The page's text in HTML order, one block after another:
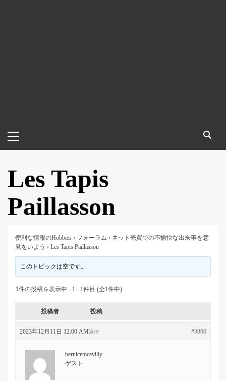
イ
ン
Les Tapis
Paillasson
便利な情報のHobbies › フォーラム › ネット売買での不愉快な出来事を意
見をいよう › Les Tapis Paillasson
このトピックは空です。
1件の投稿を表示中 - 1 - 1件目 (全1件中)
投稿者 投稿
2023年12月11日 12:00 AM #3800
返信
bernicemcevilly
ゲスト